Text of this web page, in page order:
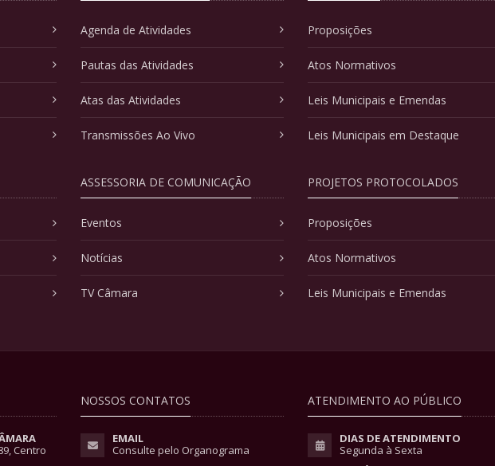
Agenda de Atividades
Pautas das Atividades
Atas das Atividades
Transmissões Ao Vivo
ASSESSORIA DE COMUNICAÇÃO
Eventos
Notícias
TV Câmara
Proposições
Atos Normativos
Leis Municipais e Emendas
Leis Municipais em Destaque
PROJETOS PROTOCOLADOS
Proposições
Atos Normativos
Leis Municipais e Emendas
Centro
NOSSOS CONTATOS
EMAIL
Consulte pelo Organograma
ATENDIMENTO AO PÚBLICO
DIAS DE ATENDIMENTO
Segunda à Sexta